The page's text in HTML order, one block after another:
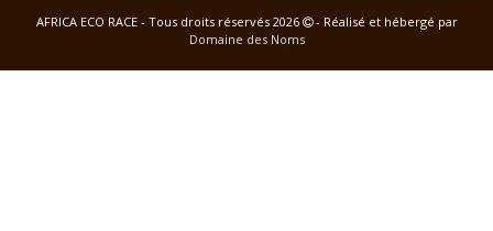
AFRICA ECO RACE - Tous droits réservés 2026
- Réalisé et hébergé par
Domaine des Noms